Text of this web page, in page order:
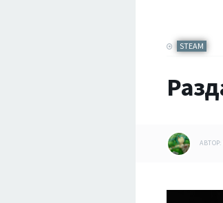
STEAM
АВТОР: